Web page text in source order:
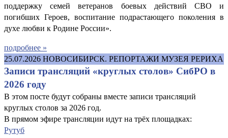
поддержку семей ветеранов боевых действий СВО и
погибших Героев, воспитание подрастающего поколения в
духе любви к Родине России».
подробнее »
25.07.2026 НОВОСИБИРСК. РЕПОРТАЖИ МУЗЕЯ РЕРИХА
Записи трансляций «круглых столов» СибРО в
2026 году
В этом посте будут собраны вместе записи трансляций
круглых столов за 2026 год.
В прямом эфире трансляции идут на трёх площадках:
Рутуб